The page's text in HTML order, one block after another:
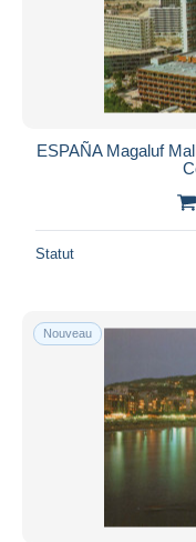
ESPAÑA Magaluf
Statut
Nouveau